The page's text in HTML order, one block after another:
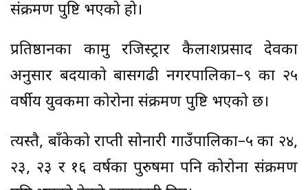
संक्रमण पुष्टि भएको हो।
प्रतिष्ठानका कामु रजिस्ट्रार कैलाशप्रसाद देवका
अनुसार बर्दियाको बासगढी नगरपालिका–९ का २५
वर्षीय युवकमा कोरोना संक्रमण पुष्टि भएको छ।
त्यस्तै, बाँकेको राप्ती सोनारी गाउँपालिका–५ का २४,
२३, २३ र १६ वर्षका पुरुषमा पनि कोरोना संक्रमण